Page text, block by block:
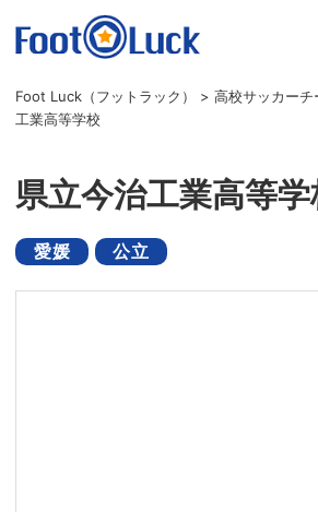
Foot Luck（フットラック） >高校サッカーチ
工業高等学校
県立今治工業高等
愛媛 公立